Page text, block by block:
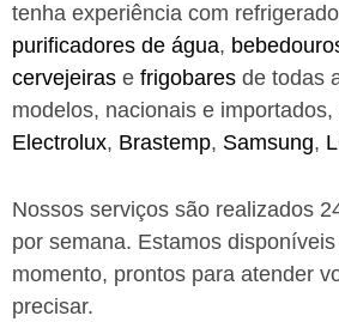
tenha experiência com
purificadores de água,
cervejeiras e frigobares de todas
modelos, nacionais e
Electrolux, Brastemp, Samsung,
Nossos serviços são realizados
por semana. Estamos
momento, prontos para atender
precisar.